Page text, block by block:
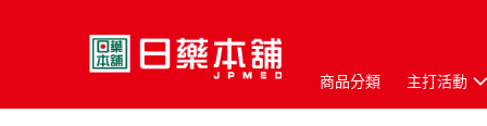
商品分類 主打活動